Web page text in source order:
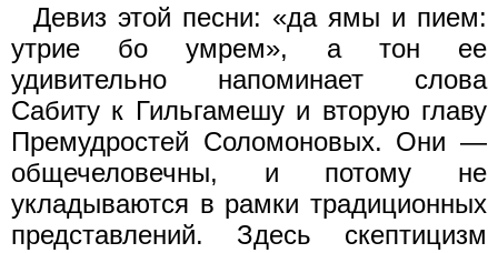
Девиз этой песни: «да ямы и пием:
утрие бо умрем», а тон ее
удивительно напоминает слова
Сабиту к Гильгамешу и вторую главу
Премудростей Соломоновых. Они —
общечеловечны, и потому не
укладываются в рамки традиционных
представлений. Здесь скептицизм